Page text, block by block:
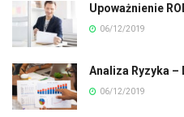
Upoważnienie
06/12/2019
Analiza Ryzyka –
06/12/2019